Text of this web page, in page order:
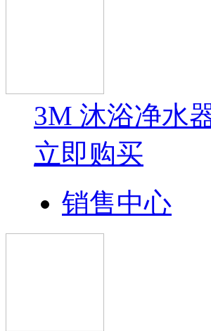
3M 沐浴净水
立即购买
销售中心